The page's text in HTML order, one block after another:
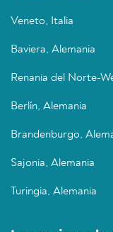
Veneto, Italia
Baviera, Alemania
Renania del Norte-
Berlín, Alemania
Brandenburgo,
Sajonia, Alemania
Turingia, Alemania